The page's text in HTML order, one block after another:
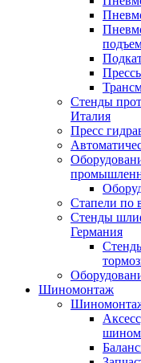
Стенды
Италия
Пресс
Стапели по
Стенды
Германия
Шиномонтаж